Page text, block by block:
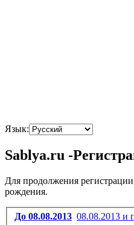
Язык:
Sablya.ru -
Для продолжения
рождения.
До 08.08.2013 08.08.2013 и